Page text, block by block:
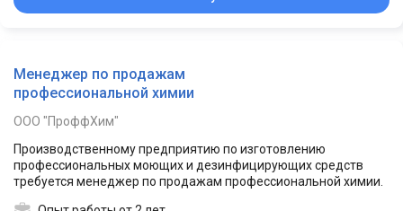
Менеджер по продажам
профессиональной химии
ООО "ПроффХим"
Производственному предприятию по изготовлению
профессиональных моющих и дезинфицирующих средств
требуется менеджер по продажам профессиональной химии.